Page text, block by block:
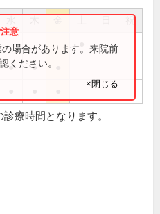
祝
● ●
場合があります。来院前
ください。
×閉じる
療時間となります。